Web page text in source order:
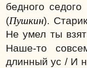
бедного седого
(Пушкин).
Не умел ты
Наше-то
длинный ус / И